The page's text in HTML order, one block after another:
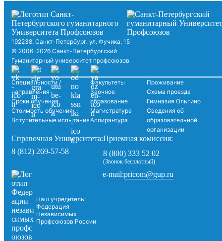
192238, Санкт-Петербург, ул. Фучика, 15
© 2006–2026 Санкт-Петербургский
Гуманитарный университет профсоюзов
Специальности /
направления
Сроки обучения
Стоимость обучения
Вступительные испытания
Факультеты
Заочное
образование
Магистратура
Аспирантура
Проживание
Схема проезда
Гимназия Ольгино
Сведения об
образовательной
организации
Справочная Университета:
8 (812) 269-57-58
Приемная комиссия:
8 (800) 333 52 02
(Звонок бесплатный)
Наш учредитель:
Федерация
Независимых
Профсоюзов России
e-mail:pricom@gup.ru